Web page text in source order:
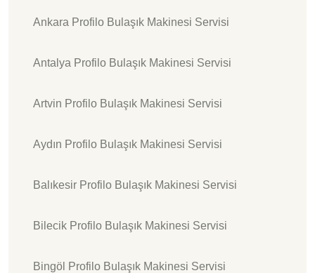
Ankara Profilo Bulaşık Makinesi Servisi
Antalya Profilo Bulaşık Makinesi Servisi
Artvin Profilo Bulaşık Makinesi Servisi
Aydın Profilo Bulaşık Makinesi Servisi
Balıkesir Profilo Bulaşık Makinesi Servisi
Bilecik Profilo Bulaşık Makinesi Servisi
Bingöl Profilo Bulaşık Makinesi Servisi